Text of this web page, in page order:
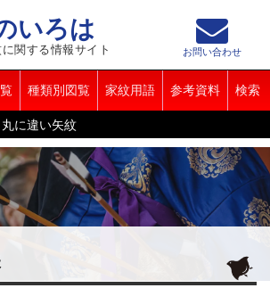
いろは
関する情報サイト
種類別図覧 家紋用語 参考資料 検索
お問い合わせ
丸に違い矢紋